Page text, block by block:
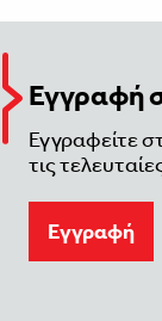
Εγγραφή
Εγγραφείτε
τις
Eγγραφή